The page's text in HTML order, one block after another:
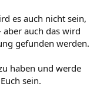
es auch nicht sein,
auch das wird
gefunden werden.
haben und werde
sein.